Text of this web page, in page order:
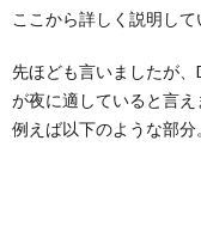
ここから詳しく説明して
先ほども言いましたが
が夜に適していると言え
例えば以下のような部分